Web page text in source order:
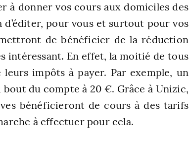
à donner vos cours aux domiciles des
pour vous et surtout pour vos
de bénéficier de la réduction
intéressant. En effet, la moitié de tous
impôts à payer. Par exemple, un
du compte à 20 €. Grâce à Unizic,
bénéficieront de cours à des tarifs
à effectuer pour cela.